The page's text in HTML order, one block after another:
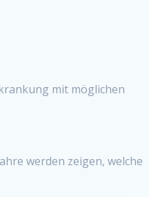
mit möglichen
werden zeigen, welche